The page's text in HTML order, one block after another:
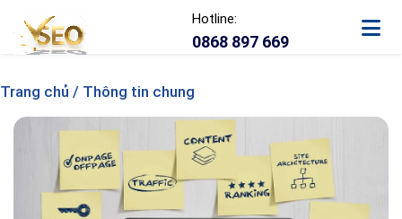
Hotline:
0868 897 669
Trang chủ / Thông tin chung